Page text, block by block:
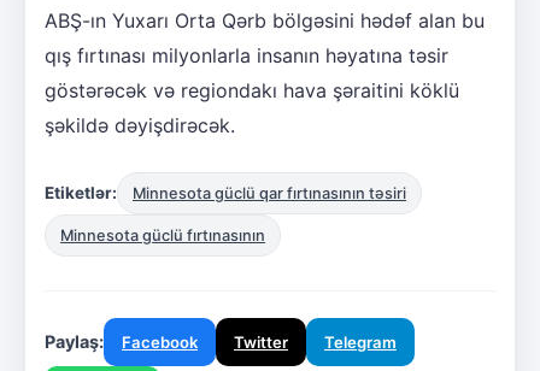
ABŞ-ın Yuxarı Orta Qərb bölgəsini hədəf alan bu
qış fırtınası milyonlarla insanın həyatına təsir
göstərəcək və regiondakı hava şəraitini köklü
şəkildə dəyişdirəcək.
Etiketlər: Minnesota güclü qar fırtınasının təsiri
Minnesota güclü fırtınasının
Paylaş: Facebook Twitter Telegram